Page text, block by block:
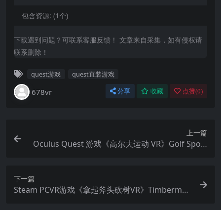
包含资源: (1个)
下载遇到问题？可联系客服反馈！ 文章来自采集，如有侵权请
联系删除！
quest游戏 quest直装游戏
678vr 分享 收藏 点赞(0)
上一篇
Oculus Quest 游戏《高尔夫运动 VR》Golf Sport
下一篇
Steam PCVR游戏《拿起斧头砍树VR》Timberman